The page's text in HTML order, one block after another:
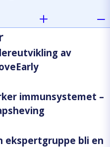
av
immunsystemet –
ekspertgruppe bli en